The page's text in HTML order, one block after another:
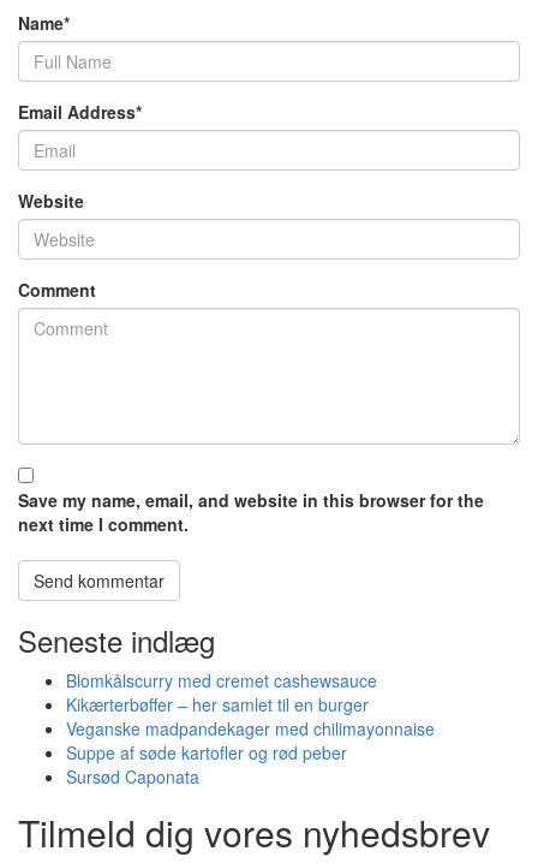
Name*
Email Address*
Website
Comment
Save my name, email, and website in this browser for the
next time I comment.
Seneste indlæg
Blomkålscurry med cremet cashewsauce
Kikærterbøffer – her samlet til en burger
Veganske madpandekager med chilimayonnaise
Suppe af søde kartofler og rød peber
Sursød Caponata
Tilmeld dig vores nyhedsbrev